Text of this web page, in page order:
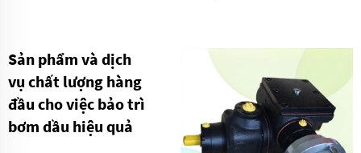
Sản phẩm và dịch
vụ chất lượng hàng
đầu cho việc bảo trì
bơm dầu hiệu quả